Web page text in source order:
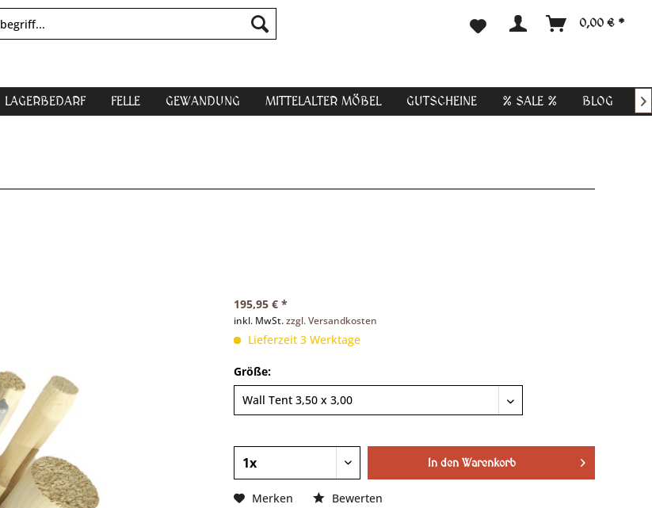
0,00 € *
LAGERBEDARF FELLE GEWANDUNG MITTELALTER MÖBEL GUTSCHEINE % SALE % BLOG 
195,95 € *
inkl. MwSt.zzgl. Versandkosten
Lieferzeit 3 Werktage
Größe:
In den Warenkorb
Merken Bewerten